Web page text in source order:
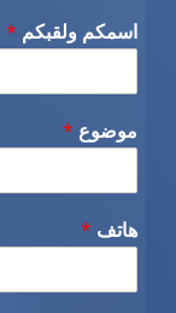
اسمكم ولقبكم *
موضوع *
هاتف *